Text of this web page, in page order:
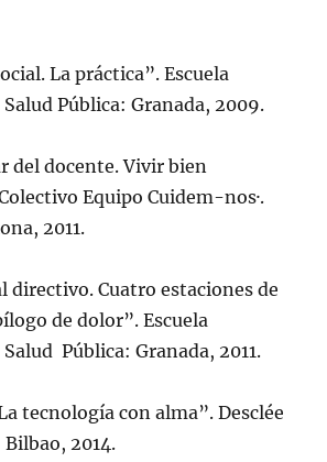
La práctica”. Escuela
Pública: Granada, 2009.
del docente. Vivir bien
Equipo Cuidem-nos·.
2011.
directivo. Cuatro estaciones de
de dolor”. Escuela
Pública: Granada, 2011.
tecnología con alma”. Desclée
2014.